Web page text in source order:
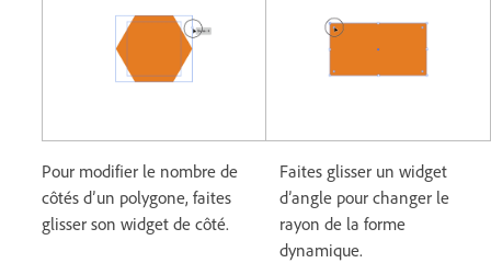
Pour modifier le nombre de
côtés d’un polygone, faites
glisser son widget de côté.
Faites glisser un widget
d’angle pour changer le
rayon de la forme
dynamique.